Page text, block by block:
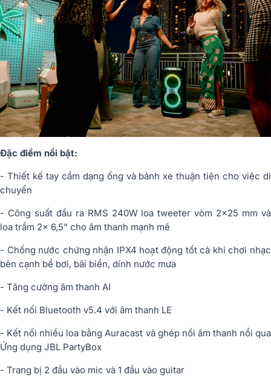
Đặc điểm nổi bật:
- Thiết kế tay cầm dạng ống và bánh xe thuận tiện cho việc di
chuyển
- Công suất đầu ra RMS 240W loa tweeter vòm 2x25 mm và
loa trầm 2x 6,5” cho âm thanh mạnh mẽ
- Chống nước chứng nhận IPX4 hoạt động tốt cả khi chơi nhạc
bên cạnh bể bơi, bãi biển, dính nước mưa
- Tăng cường âm thanh AI
- Kết nối Bluetooth v5.4 với âm thanh LE
- Kết nối nhiều loa bằng Auracast và ghép nối âm thanh nổi qua
Ứng dụng JBL PartyBox
- Trang bị 2 đầu vào mic và 1 đầu vào guitar